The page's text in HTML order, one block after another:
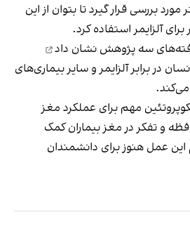
بررسی قرار گیرد تا بتوان از این
آلزایمر استفاده کرد.
سه پژوهش نشان داد
در برابر آلزایمر و سایر بیماری‌های
مهم برای عملکرد مغز
و تفکر در مغز بیماران کمک
عمل هنوز برای دانشمندان